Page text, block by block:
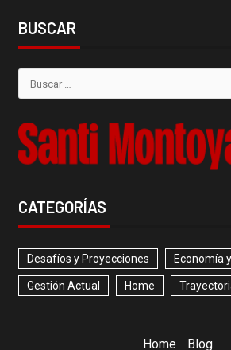
BUSCAR
CATEGORÍAS
Desafíos y Proyecciones Economía
Gestión Actual Home
Home Blog